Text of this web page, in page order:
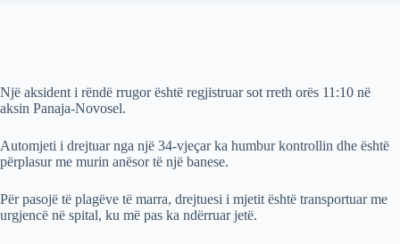
Një aksident i rëndë rrugor është regjistruar sot rreth orës 11:10 në
aksin Panaja-Novosel.
Automjeti i drejtuar nga një 34-vjeçar ka humbur kontrollin dhe është
përplasur me murin anësor të një banese.
Për pasojë të plagëve të marra, drejtuesi i mjetit është transportuar me
urgjencë në spital, ku më pas ka ndërruar jetë.